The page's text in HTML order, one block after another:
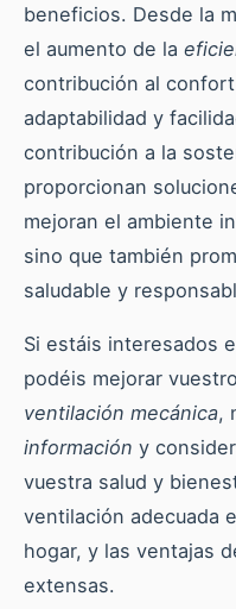
beneficios. Desde la
el aumento de la
contribución al
adaptabilidad y
contribución a la
proporcionan
mejoran el ambiente
sino que también
saludable y
Si estáis interesados
podéis mejorar
ventilación mecánica,
información y
vuestra salud y
ventilación adecuada
hogar, y las ventajas
extensas.